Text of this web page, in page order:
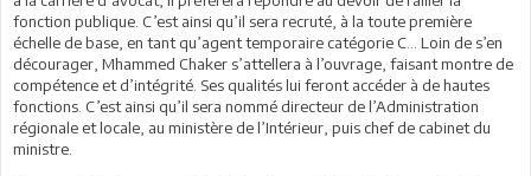
fonction publique. C’est ainsi qu’il sera recruté, à la toute première
échelle de base, en tant qu’agent temporaire catégorie C… Loin de s’en
décourager, Mhammed Chaker s’attellera à l’ouvrage, faisant montre de
compétence et d’intégrité. Ses qualités lui feront accéder à de hautes
fonctions. C’est ainsi qu’il sera nommé directeur de l’Administration
régionale et locale, au ministère de l’Intérieur, puis chef de cabinet du
ministre.